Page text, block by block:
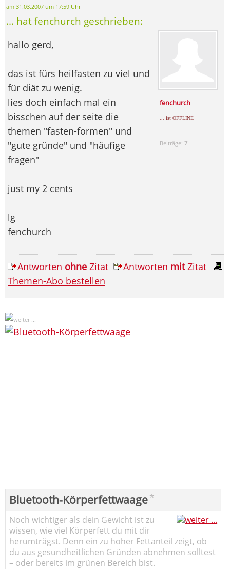
am 31.03.2007 um 17:59 Uhr
... hat fenchurch geschrieben:
fenchurch
... ist OFFLINE
Beiträge:7
hallo gerd,
das ist fürs heilfasten zu viel und
für diät zu wenig.
lies doch einfach mal ein
bisschen auf der seite die
themen "fasten-formen" und
"gute gründe" und "häufige
fragen"
just my 2 cents
lg
fenchurch
Antworten ohne Zitat Antworten mitZitat
Themen-Abo bestellen
Bluetooth-Körperfettwaage*
Noch wichtiger als dein Gewicht ist zu
wissen, wie viel Körperfett du mit dir
herumträgst. Denn ein zu hoher Fettanteil zeigt, ob
du aus gesundheitlichen Gründen abnehmen solltest
– oder bereits im grünen Bereich bist.